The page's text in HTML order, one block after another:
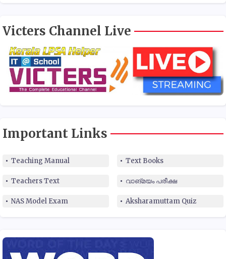
Victers Channel Live
Important Links
Teaching Manual Text Books
Teachers Text വാങ്മയം പരീക്ഷ
NAS Model Exam Aksharamuttam Quiz